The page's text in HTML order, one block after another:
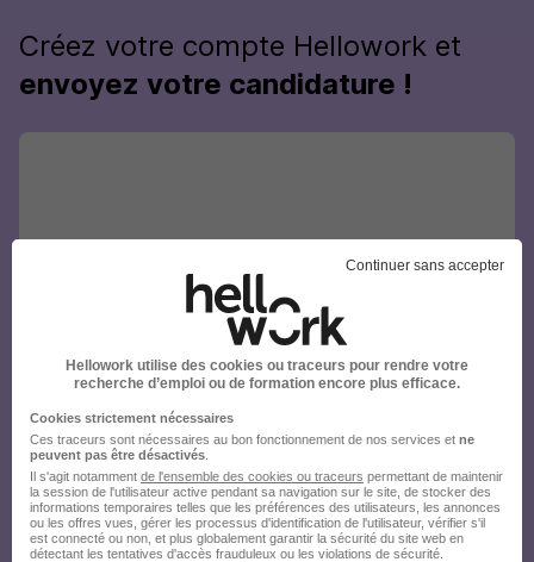
Créez votre compte Hellowork et
envoyez votre candidature !
Continuer sans accepter
Hellowork utilise des cookies ou traceurs pour rendre votre
recherche d’emploi ou de formation encore plus efficace.
Cookies strictement nécessaires
Ces traceurs sont nécessaires au bon fonctionnement de nos services et ne
peuvent pas être désactivés
Il s'agit notamment de l'ensemble des cookies ou traceurs permettant de maintenir
la session de l'utilisateur active pendant sa navigation sur le site, de stocker des
informations temporaires telles que les préférences des utilisateurs, les annonces
ou les offres vues, gérer les processus d'identification de l'utilisateur, vérifier s'il
est connecté ou non, et plus globalement garantir la sécurité du site web en
détectant les tentatives d'accès frauduleux ou les violations de sécurité.